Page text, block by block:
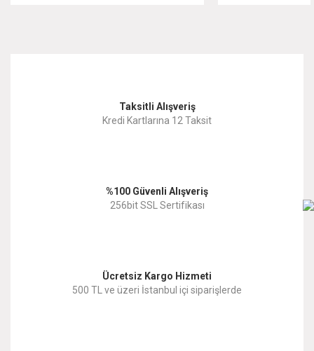
Taksitli Alışveriş
Kredi Kartlarına 12 Taksit
%100 Güvenli Alışveriş
256bit SSL Sertifikası
Ücretsiz Kargo Hizmeti
500 TL ve üzeri İstanbul içi siparişlerde